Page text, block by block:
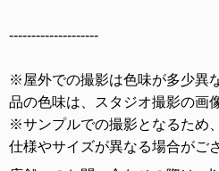
--------------------
※屋外での撮影は色味が多少異
品の色味は、スタジオ撮影の画
※サンプルでの撮影となるため
仕様やサイズが異なる場合がご